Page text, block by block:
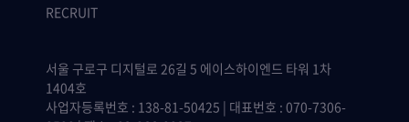
RECRUIT
서울 구로구 디지털로 26길 5 에이스하이엔드 타워 1차
1404호
사업자등록번호 : 138-81-50425 | 대표번호 : 070-7306-